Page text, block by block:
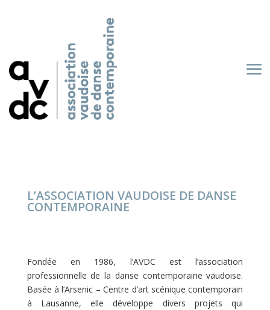
L’ASSOCIATION VAUDOISE DE DANSE
CONTEMPORAINE
Fondée en 1986, l’AVDC est l’association
professionnelle de la danse contemporaine vaudoise.
Basée à l’Arsenic – Centre d’art scénique contemporain
à Lausanne, elle développe divers projets qui